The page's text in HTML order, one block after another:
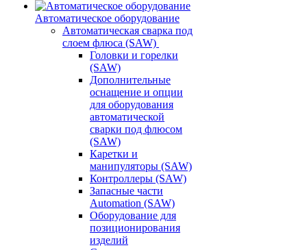
Автоматическое оборудование
Автоматическая сварка под
слоем флюса (SAW)
Головки и горелки
(SAW)
Дополнительные
оснащение и опции
для оборудования
автоматической
сварки под флюсом
(SAW)
Каретки и
манипуляторы (SAW)
Контроллеры (SAW)
Запасные части
Automation (SAW)
Оборудование для
позиционирования
изделий